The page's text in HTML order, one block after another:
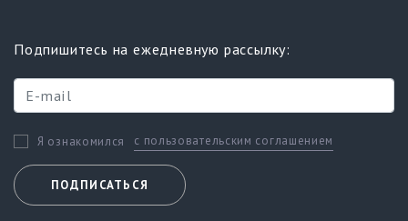
Подпишитесь на ежедневную рассылку:
Я ознакомился с пользовательским соглашением
ПОДПИСАТЬСЯ